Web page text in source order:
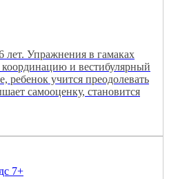
лет. Упражнения в гамаках
координацию и вестибулярный
ребенок учится преодолевать
самооценку, становится
7+